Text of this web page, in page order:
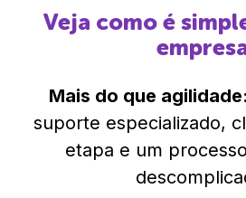
Veja como é
Mais do que agilidade:
suporte especializado,
etapa e um